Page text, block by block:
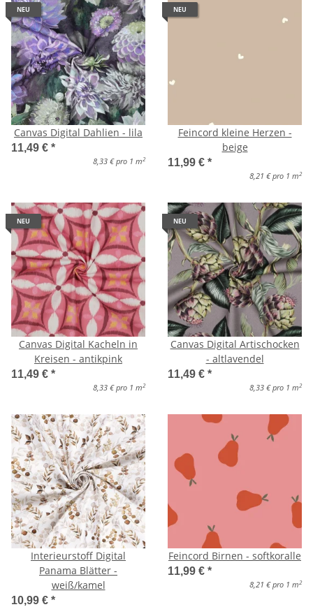
NEU
Canvas Digital Dahlien - lila
11,49 € *
8,33 € pro 1 m 2
NEU
Feincord kleine Herzen -
beige
11,99 € *
8,21 € pro 1 m 2
NEU
Canvas Digital Kacheln in
Kreisen - antikpink
11,49 € *
8,33 € pro 1 m 2
NEU
Canvas Digital Artischocken
- altlavendel
11,49 € *
8,33 € pro 1 m 2
Interieurstoff Digital
Panama Blätter -
weiß/kamel
10,99 € *
Feincord Birnen - softkoralle
11,99 € *
8,21 € pro 1 m 2